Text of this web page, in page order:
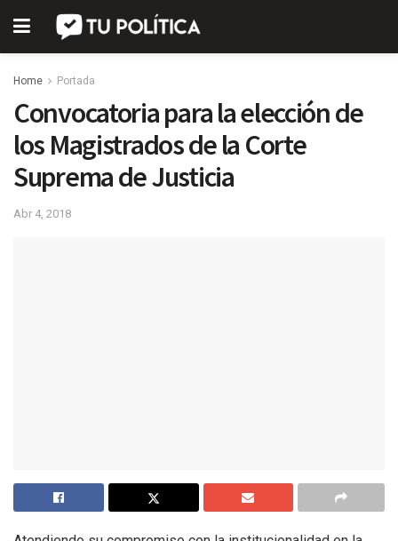
Home Portada
Convocatoria para la elección de
los Magistrados de la Corte
Suprema de Justicia
Abr 4, 2018